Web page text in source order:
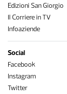
Edizioni San Giorgio
Il Corriere in TV
Infoaziende
Social
Facebook
Instagram
Twitter